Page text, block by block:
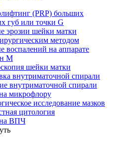
(PRP) больших
губ или точки G
эрозии шейки матки
методом
воспалений на аппарате
М
шейки матки
внутриматочной спирали
внутриматочной спирали
микрофлору
исследование мазков
цитология
ВПЧ